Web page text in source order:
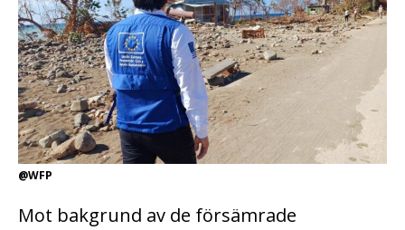
@WFP
Mot bakgrund av de försämrade